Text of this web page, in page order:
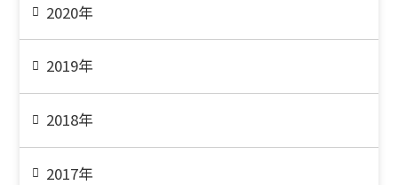
2020年
2019年
2018年
2017年